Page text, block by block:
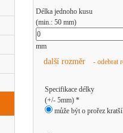
Délka jednoho kusu
(min.: 50 mm)
mm
další rozměr - odebrat
Specifikace délky
(+/- 5mm) *
může být o prořez